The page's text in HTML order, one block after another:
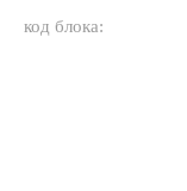
код блока: